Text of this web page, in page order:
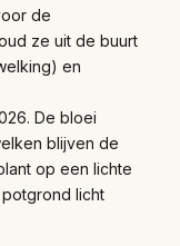
de
ze uit de buurt
en
De bloei
blijven de
op een lichte
licht